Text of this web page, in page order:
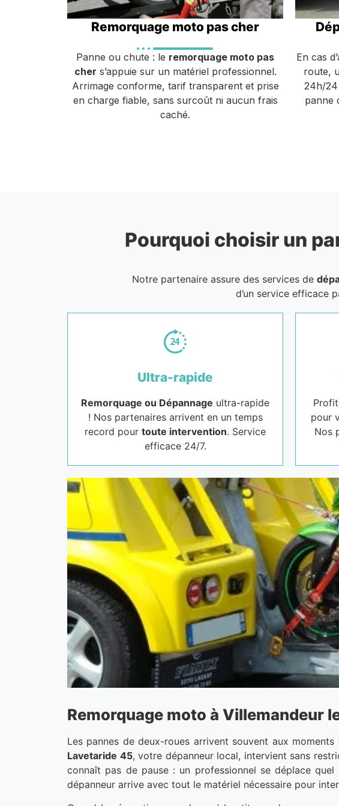
Remorquage moto pas cher
Panne ou chute : le remorquage moto pas
cher s’appuie sur un matériel professionnel.
Arrimage conforme, tarif transparent et prise
en charge fiable, sans surcoût ni aucun frais
caché.
En cas
route,
24h/24
panne
Pourquoi choisir un
Notre partenaire assure des services de
d’un service efficace
Ultra-rapide
Remorquage ou Dépannage ultra-rapide
! Nos partenaires arrivent en un temps
record pour toute intervention. Service
efficace 24/7.
pour
Nos
Remorquage moto à Villemandeur
Les pannes de deux-roues arrivent souvent aux
Lavetaride 45, votre dépanneur local, intervient sans
connaît pas de pause : un professionnel se déplace
dépanneur arrive avec tout le matériel nécessaire pour